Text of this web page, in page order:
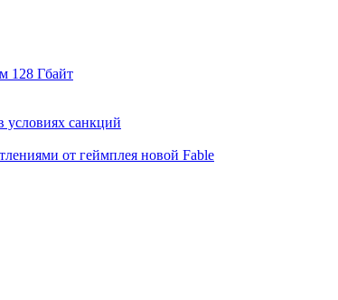
128 Гбайт
условиях санкций
от геймплея новой Fable